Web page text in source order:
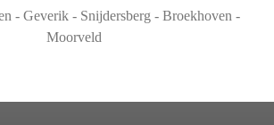
- Geverik - Snijdersberg - Broekhoven -
Moorveld